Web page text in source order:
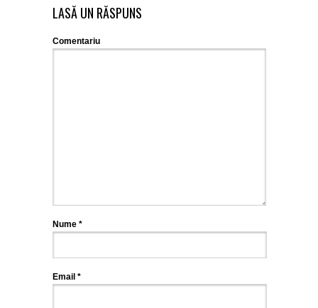
LASĂ UN RĂSPUNS
Comentariu
Nume *
Email *